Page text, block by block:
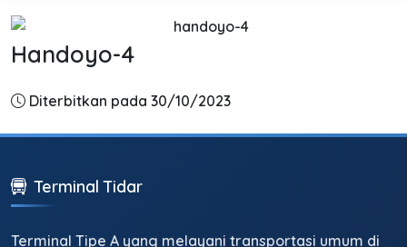
Handoyo-4
Diterbitkan pada 30/10/2023
Terminal Tidar
Terminal Tipe A yang melayani transportasi umum di